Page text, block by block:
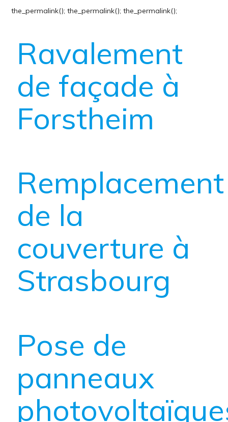
the_permalink();
Ravalement
de façade à
Forstheim
the_permalink();
Remplacement
de la
couverture à
Strasbourg
the_permalink();
Pose de
panneaux